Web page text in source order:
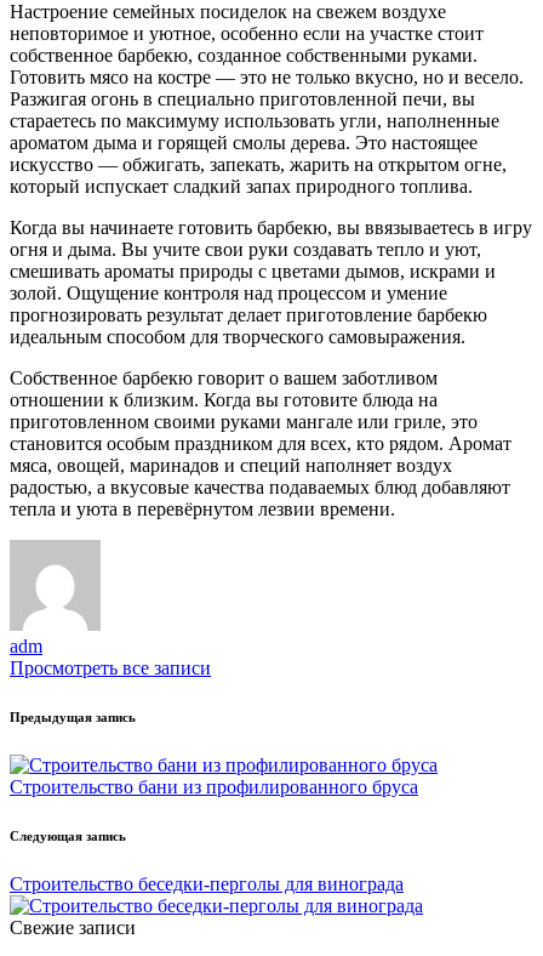
Настроение семейных посиделок на свежем воздухе
неповторимое и уютное, особенно если на участке стоит
собственное барбекю, созданное собственными руками.
Готовить мясо на костре — это не только вкусно, но и весело.
Разжигая огонь в специально приготовленной печи, вы
стараетесь по максимуму использовать угли, наполненные
ароматом дыма и горящей смолы дерева. Это настоящее
искусство — обжигать, запекать, жарить на открытом огне,
который испускает сладкий запах природного топлива.
Когда вы начинаете готовить барбекю, вы ввязываетесь в игру
огня и дыма. Вы учите свои руки создавать тепло и уют,
смешивать ароматы природы с цветами дымов, искрами и
золой. Ощущение контроля над процессом и умение
прогнозировать результат делает приготовление барбекю
идеальным способом для творческого самовыражения.
Собственное барбекю говорит о вашем заботливом
отношении к близким. Когда вы готовите блюда на
приготовленном своими руками мангале или гриле, это
становится особым праздником для всех, кто рядом. Аромат
мяса, овощей, маринадов и специй наполняет воздух
радостью, а вкусовые качества подаваемых блюд добавляют
тепла и уюта в перевёрнутом лезвии времени.
adm
Просмотреть все записи
Навигация
записи
Предыдущая запись
Строительство бани из профилированного бруса
Следующая запись
Строительство беседки-перголы для винограда
Свежие записи